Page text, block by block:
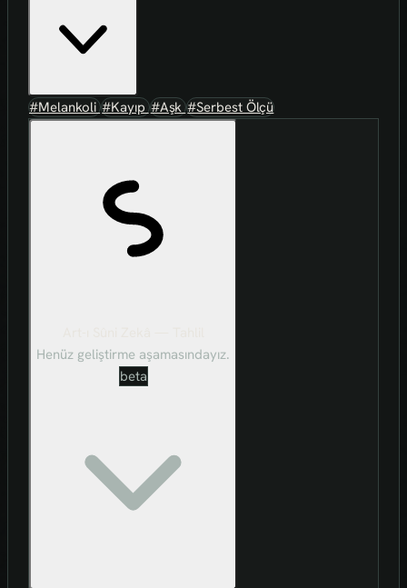
#Melankoli#Kayıp#Aşk#Serbest Ölçü
Henüz geliştirme aşamasındayız.
beta